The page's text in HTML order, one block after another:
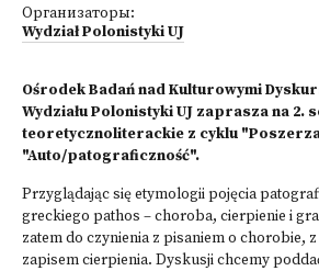
Организаторы:
Wydział Polonistyki UJ
Ośrodek Badań nad Kulturowymi
Wydziału Polonistyki UJ zaprasza na 2.
teoretycznoliterackie z cyklu
"Auto/patograficzność".
Przyglądając się etymologii pojęcia
greckiego pathos – choroba, cierpienie i
zatem do czynienia z pisaniem o chorobie,
zapisem cierpienia. Dyskusji chcemy